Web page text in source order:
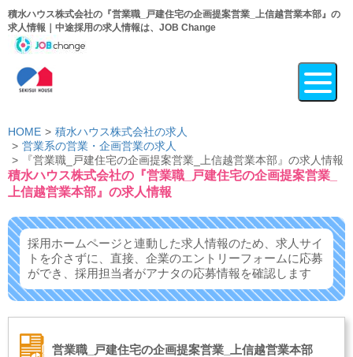
積水ハウス株式会社の『営業職_戸建住宅の企画提案営業_上信越営業本部』の
求人情報｜中途採用の求人情報は、JOB Change
HOME
積水ハウス株式会社の求人
営業系の営業・企画営業の求人
『営業職_戸建住宅の企画提案営業_上信越営業本部』の求人情報
積水ハウス株式会社の『営業職_戸建住宅の企画提案営業_
上信越営業本部』の求人情報
採用ホームページと連動した求人情報のため、求人サイ
トを介さずに、 直接、企業のエントリーフォームに応募
ができ、 採用担当者がアナタの応募情報を確認します
営業職_戸建住宅の企画提案営業_上信越営業本部